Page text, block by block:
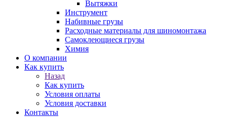
Вытяжки
Инструмент
Набивные грузы
Расходные материалы для шиномонтажа
Самоклеющиеся грузы
Химия
О компании
Как купить
Назад
Как купить
Условия оплаты
Условия доставки
Контакты